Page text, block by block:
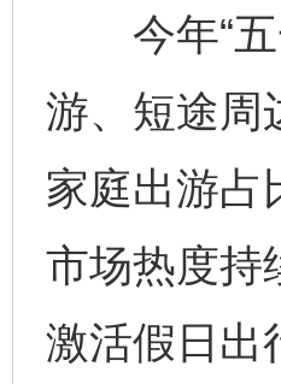
今年“五
游、短途周
家庭出游占
市场热度持
激活假日出